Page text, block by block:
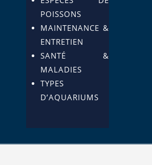
POISSONS
MAINTENANCE &
ENTRETIEN
SANTÉ &
MALADIES
TYPES
D’AQUARIUMS